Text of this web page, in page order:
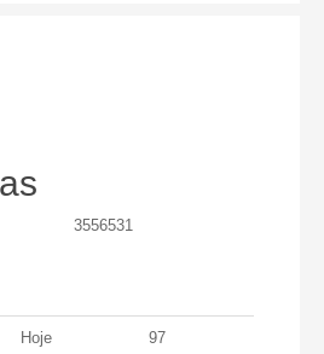
3556531
Hoje 97